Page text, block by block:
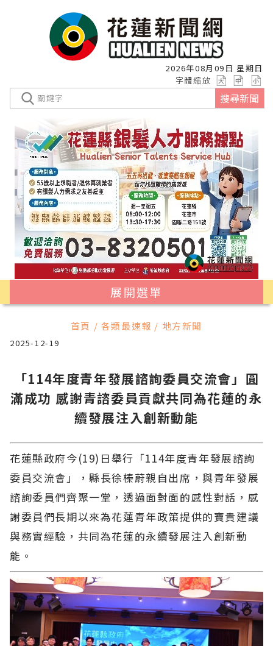
2026年08月09日 星期日
字體縮放
搜尋新聞
展開選單
首頁 / 各類最速報 / 地方新聞
2025-12-19
「114年度青年發展諮詢委員交流會」圓
滿成功 感謝青諮委員貢獻共同為花蓮的永
續發展注入創新動能
花蓮縣政府今(19)日舉行「114年度青年發展諮詢
委員交流會」，縣長徐榛蔚親自出席，與青年發展
諮詢委員們齊聚一堂，透過面對面的感性對話，感
謝委員們長期以來為花蓮青年政策提供的寶貴建議
與務實經驗，共同為花蓮的永續發展注入創新動
能。